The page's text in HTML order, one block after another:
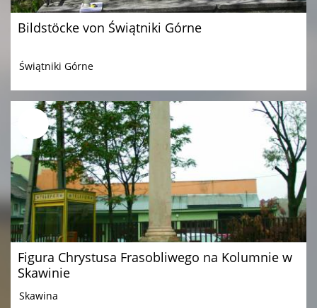
Bildstöcke von Świątniki Górne
Świątniki Górne
Figura Chrystusa Frasobliwego na Kolumnie w
Skawinie
Skawina